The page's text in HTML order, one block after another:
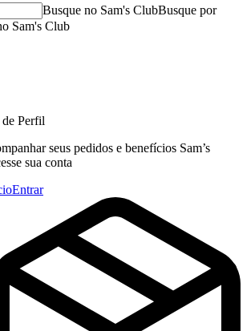
Busque no Sam's ClubBusque por
Sam's Club
seus pedidos e benefícios Sam’s
sua conta
Entrar